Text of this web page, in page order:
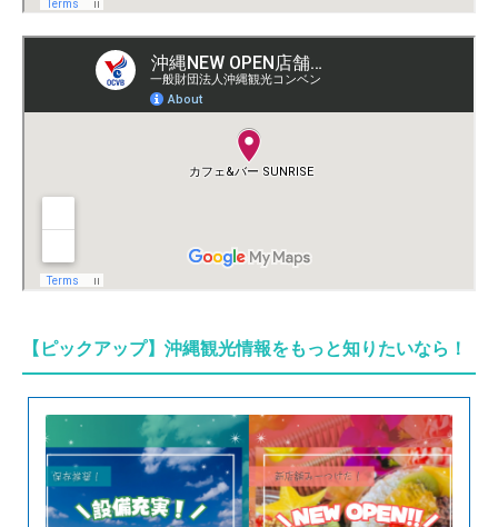
【ピックアップ】沖縄観光情報をもっと知りたいなら！